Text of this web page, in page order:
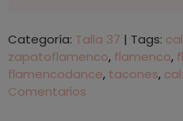
Categoría: Talla 37 | Tags:
zapatoflamenco flamenco
flamencodance tacones
Comentarios